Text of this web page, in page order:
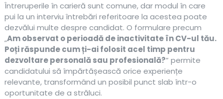
Întreruperile în carieră sunt comune, dar modul în care
pui la un interviu întrebări referitoare la acestea poate
dezvălui multe despre candidat. O formulare precum
„Am observat o perioadă de inactivitate în CV-ul tău.
Poți răspunde cum ți-ai folosit acel timp pentru
dezvoltare personală sau profesională?” permite
candidatului să împărtășească orice experiențe
relevante, transformând un posibil punct slab într-o
oportunitate de a străluci.